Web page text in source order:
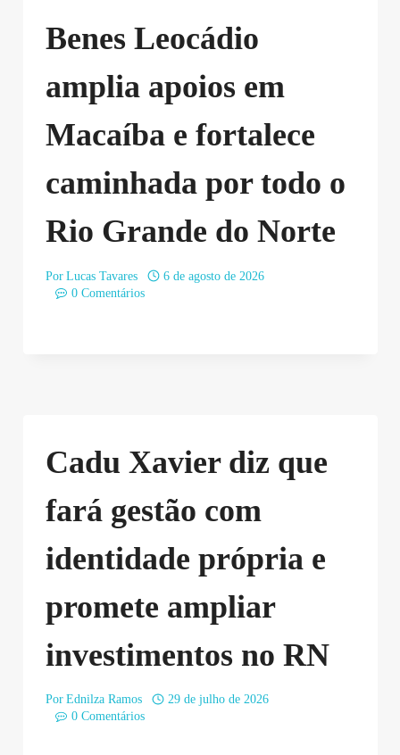
Benes Leocádio
amplia apoios em
Macaíba e fortalece
caminhada por todo o
Rio Grande do Norte
Por Lucas Tavares
6 de agosto de 2026
0 Comentários
Cadu Xavier diz que
fará gestão com
identidade própria e
promete ampliar
investimentos no RN
Por Ednilza Ramos
29 de julho de 2026
0 Comentários